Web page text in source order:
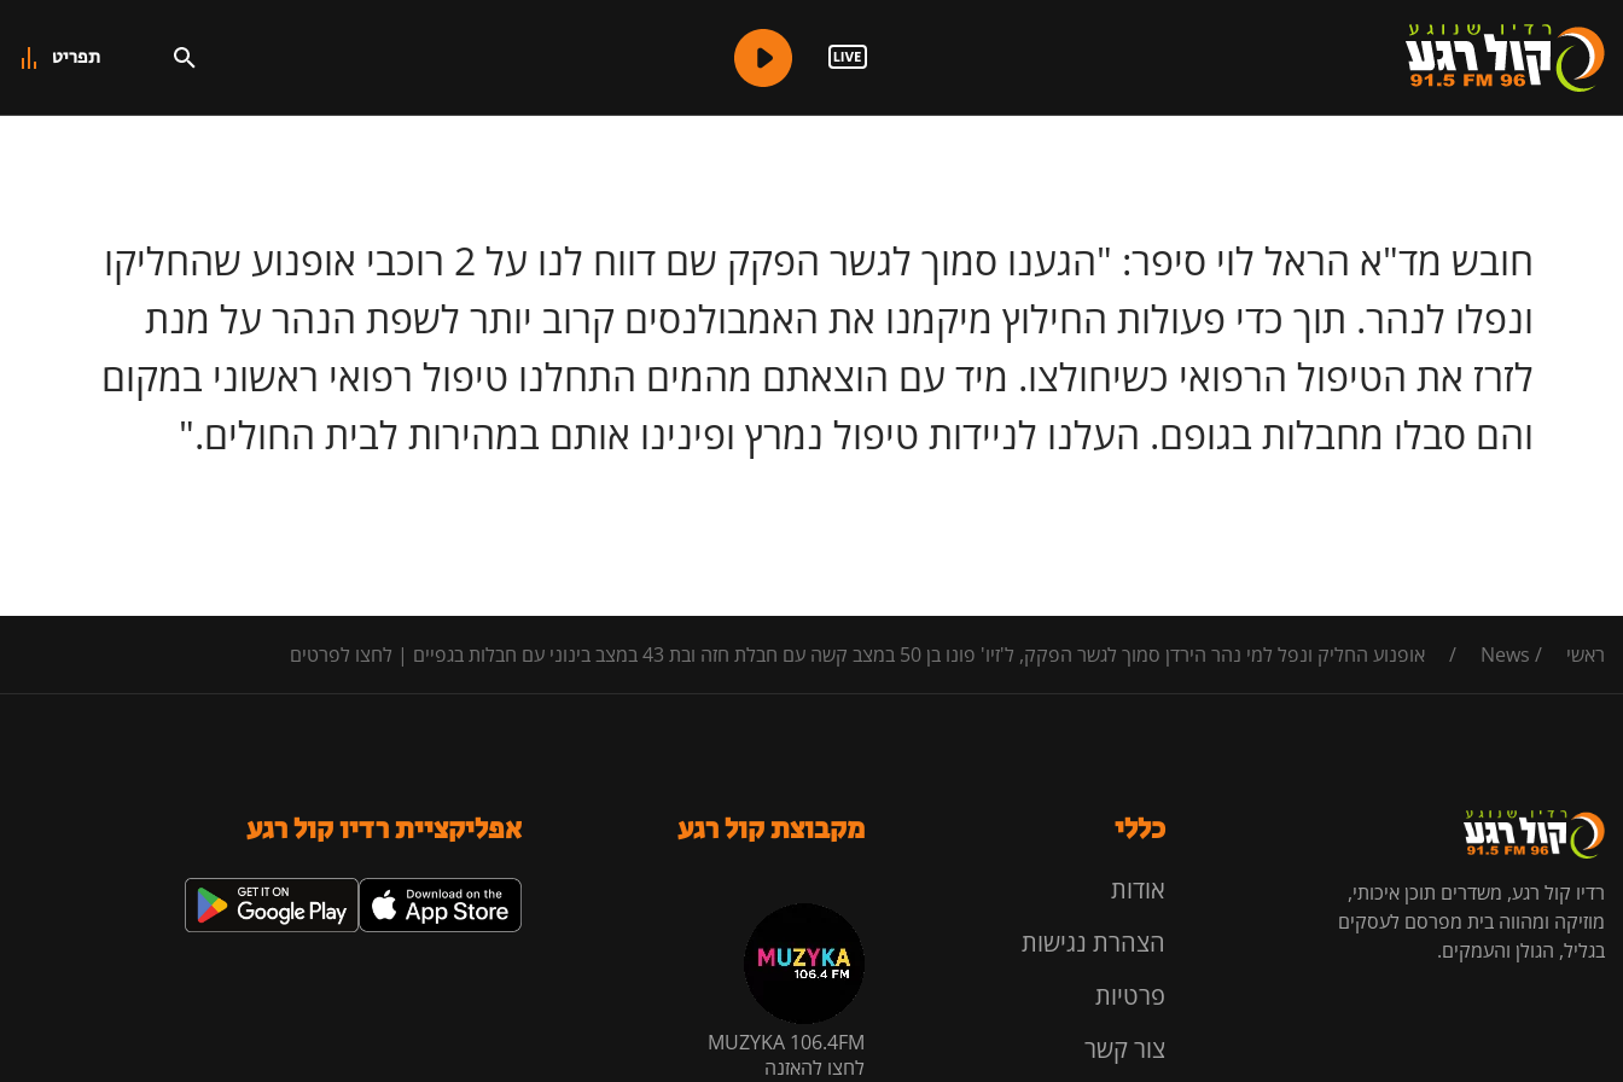
תפריט
חובש מד"א הראל לוי סיפר: "הגענו סמוך לגשר הפקק שם דווח לנו על 2 רוכבי אופנוע שהחליקו
ונפלו לנהר. תוך כדי פעולות החילוץ מיקמנו את האמבולנסים קרוב יותר לשפת הנהר על מנת
לזרז את הטיפול הרפואי כשיחולצו. מיד עם הוצאתם מהמים התחלנו טיפול רפואי ראשוני במקום
והם סבלו מחבלות בגופם. העלנו לניידות טיפול נמרץ ופינינו אותם במהירות לבית החולים."
ראשי /
News
/ אופנוע החליק ונפל למי נהר הירדן סמוך לגשר הפקק, ל'זיו' פונו בן 50 במצב קשה עם חבלת חזה ובת 43 במצב בינוני עם חבלות בגפיים | לחצו לפרטים
רדיו קול רגע, משדרים תוכן איכותי,
מוזיקה ומהווה בית מפרסם לעסקים
בגליל, הגולן והעמקים.
כללי
אודות
הצהרת נגישות
פרטיות
צור קשר
מקבוצת קול רגע
MUZYKA 106.4FM
לחצו להאזנה
אפליקציית רדיו קול רגע